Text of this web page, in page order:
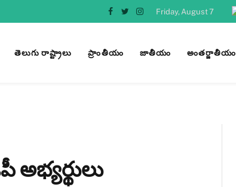
Facebook
TwitterInstagram
Friday, August 7
తెలుగు రాష్ట్రాలు ప్రాంతీయం జాతీయం అంతర్జాతీయం